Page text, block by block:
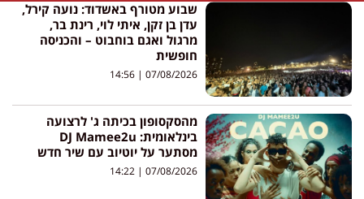
שבוע מטורף באשדוד: נועה קירל,
עדן בן זקן, איתי לוי, רינת בר,
מרגול ואגם בוחבוט – והכניסה
חופשית
07/08/2026
מהסקסופון בכיתה ג' לרצועה
בינלאומית: DJ Mamee2u
מסתער על יוטיוב עם שיר חדש
07/08/2026